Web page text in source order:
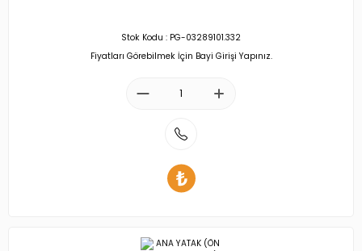
Stok Kodu : PG-03289101.332
Fiyatları Görebilmek İçin Bayi Girişi Yapınız.